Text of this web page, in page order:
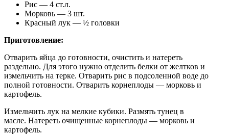
Рис — 4 ст.л.
Морковь — 3 шт.
Красный лук — ½ головки
Приготовление:
Отварить яйца до готовности, очистить и натереть
раздельно. Для этого нужно отделить белки от желтков и
измельчить на терке. Отварить рис в подсоленной воде до
полной готовности. Отварить корнеплоды — морковь и
картофель.
Измельчить лук на мелкие кубики. Размять тунец в
масле. Натереть очищенные корнеплоды — морковь и
картофель.